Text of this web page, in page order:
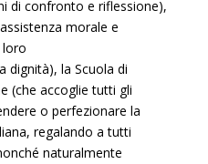
di confronto e riflessione),
morale e
loro
dignità), la Scuola di
(che accoglie tutti gli
o perfezionare la
regalando a tutti
naturalmente